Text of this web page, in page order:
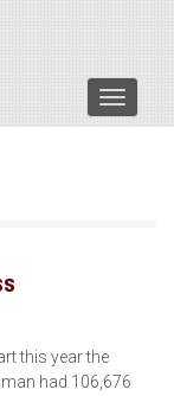
Menu
this year the
had 106,676